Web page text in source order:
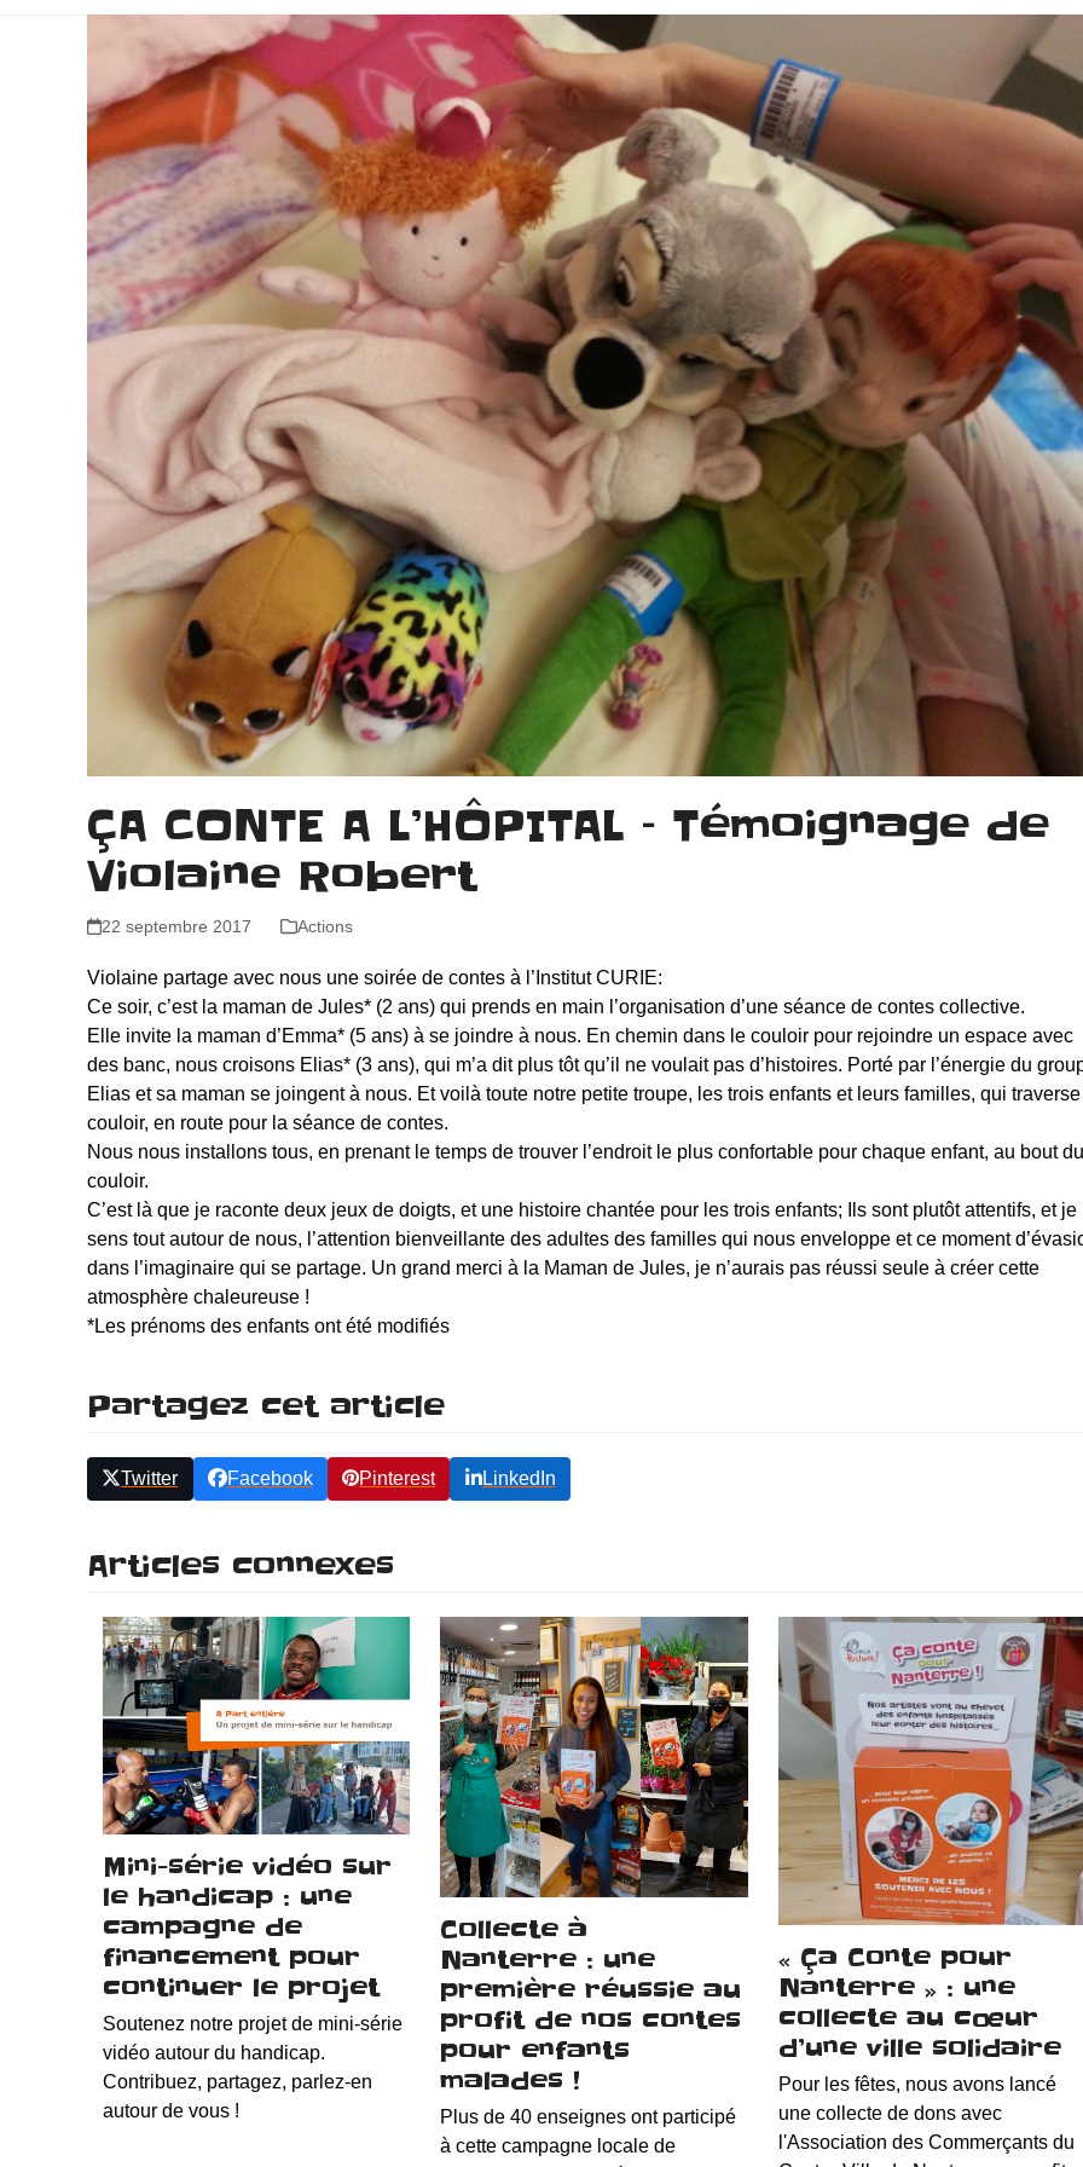
ÇA CONTE A L’HÔPITAL – Témoignage de
Violaine Robert
22 septembre 2017 Actions
Violaine partage avec nous une soirée de contes à l’Institut CURIE:
Ce soir, c’est la maman de Jules* (2 ans) qui prends en main l’organisation d’une séance de contes collective.
Elle invite la maman d’Emma* (5 ans) à se joindre à nous. En chemin dans le couloir pour rejoindre un espace avec
des banc, nous croisons Elias* (3 ans), qui m’a dit plus tôt qu’il ne voulait pas d’histoires. Porté par l’énergie du
Elias et sa maman se joingent à nous. Et voilà toute notre petite troupe, les trois enfants et leurs familles, qui
couloir, en route pour la séance de contes.
Nous nous installons tous, en prenant le temps de trouver l’endroit le plus confortable pour chaque enfant, au bout du
couloir.
C’est là que je raconte deux jeux de doigts, et une histoire chantée pour les trois enfants; Ils sont plutôt attentifs, et je
sens tout autour de nous, l’attention bienveillante des adultes des familles qui nous enveloppe et ce moment
dans l’imaginaire qui se partage. Un grand merci à la Maman de Jules, je n’aurais pas réussi seule à créer cette
atmosphère chaleureuse !
*Les prénoms des enfants ont été modifiés
Partagez cet article
Twitter Facebook Pinterest LinkedIn
Articles connexes
Mini-série vidéo sur
le handicap : une
campagne de
financement pour
continuer le projet
Soutenez notre projet de mini-série
vidéo autour du handicap.
Contribuez, partagez, parlez-en
autour de vous !
Collecte à
Nanterre : une
première réussie au
profit de nos contes
pour enfants
malades !
Plus de 40 enseignes ont participé
à cette campagne locale de
« Ça Conte pour
Nanterre » : une
collecte au cœur
d’une ville solidaire
Pour les fêtes, nous avons lancé
une collecte de dons avec
l'Association des Commerçants du